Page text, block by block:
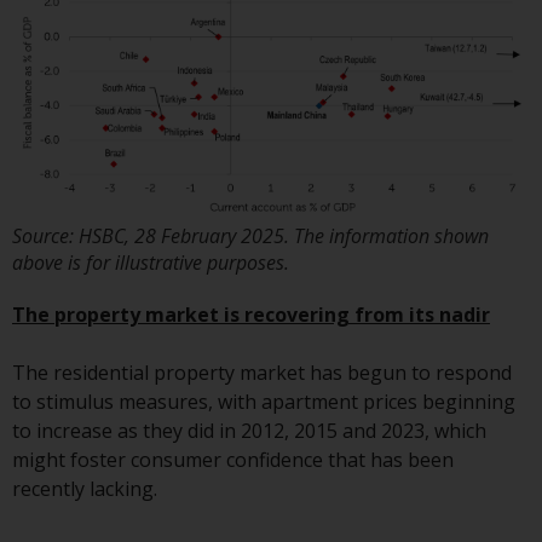
vollständigere Informationen
über die Teilfonds, einschließlich
der Anlageziele, Gebühren und
Ausgaben. Der Verkaufsprospekt
und andere Informationen zu den
Teilfonds werden jedoch nicht
absichtlich an Personen in
Ländern verteilt, in denen eine
solche Verteilung gegen lokale
Gesetze oder Vorschriften
verstoßen würde.
Informationen für Anleger in den
USA
Diese Website ist weder ein
Source: HSBC, 28 February 2025. The information shown
above is for illustrative purposes.
The property market is recovering from its nadir
The residential property market has begun to respond
to stimulus measures, with apartment prices beginning
to increase as they did in 2012, 2015 and 2023, which
might foster consumer confidence that has been
recently lacking.